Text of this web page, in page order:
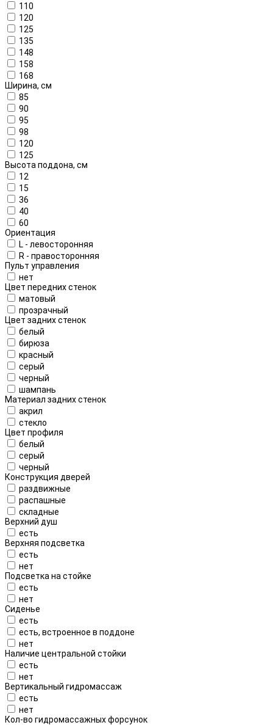
110
120
125
135
148
158
168
Ширина, см
85
90
95
98
120
125
Высота поддона, см
12
15
36
40
60
Ориентация
L - левосторонняя
R - правосторонняя
Пульт управления
нет
Цвет передних стенок
матовый
прозрачный
Цвет задних стенок
белый
бирюза
красный
серый
черный
шампань
Материал задних стенок
акрил
стекло
Цвет профиля
белый
серый
черный
Конструкция дверей
раздвижные
распашные
складные
Верхний душ
есть
Верхняя подсветка
есть
нет
Подсветка на стойке
есть
нет
Сиденье
есть
есть, встроенное в поддоне
нет
Наличие центральной стойки
есть
нет
Вертикальный гидромассаж
есть
нет
Кол-во гидромассажных форсунок